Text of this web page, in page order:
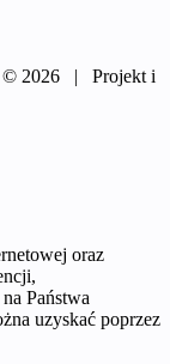
© 2026 | Projekt i
oraz
Państwa
uzyskać poprzez